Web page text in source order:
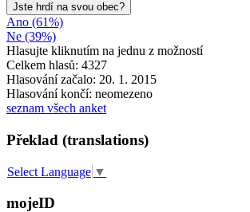
Jste hrdí na svou obec?
Ano (61%)
Ne (39%)
Hlasujte kliknutím na jednu z možností
Celkem hlasů: 4327
Hlasování začalo: 20. 1. 2015
Hlasování končí: neomezeno
seznam všech anket
Překlad (translations)
Select Language ▼
mojeID